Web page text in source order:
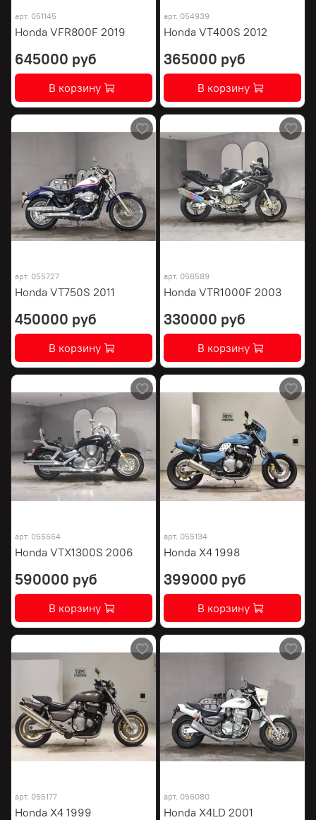
арт. 051145
Honda VFR800F 2019
645000 руб
В корзину
арт. 054939
Honda VT400S 2012
365000 руб
В корзину
арт. 055727
Honda VT750S 2011
450000 руб
В корзину
арт. 056589
Honda VTR1000F 2003
330000 руб
В корзину
арт. 056564
Honda VTX1300S 2006
590000 руб
В корзину
арт. 055134
Honda X4 1998
399000 руб
В корзину
арт. 055177
Honda X4 1999
арт. 056080
Honda X4LD 2001